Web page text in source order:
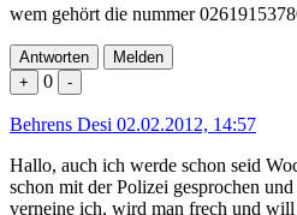
wem gehört die nummer
Antworten
Melden
+
0 -
Behrens Desi 02.02.2012, 14:57
Hallo, auch ich werde schon seid
schon mit der Polizei gesprochen
verneine ich, wird man frech und